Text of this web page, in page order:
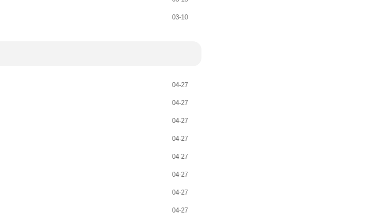
03-10
04-27
04-27
04-27
04-27
04-27
04-27
04-27
04-27